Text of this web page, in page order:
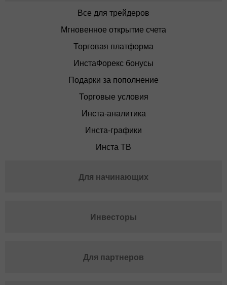
Все для трейдеров
Мгновенное открытие счета
Торговая платформа
ИнстаФорекс бонусы
Подарки за пополнение
Торговые условия
Инста-аналитика
Инста-графики
Инста ТВ
Для начинающих
Инвесторы
Для партнеров